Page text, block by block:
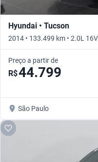
Hyundai • Tucson
2014 • 133.499 km • 2.0L
Preço a partir de
R$44.799
São Paulo